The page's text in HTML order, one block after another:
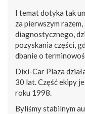
I temat dotyka tak
za pierwszym
diagnostycznego,
pozyskania części,
dbanie o
Dixi-Car Plaza
30 lat. Część ekipy
roku 1998.
Byliśmy stabilnym